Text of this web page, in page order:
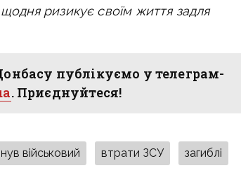
ризикує своїм життя задля
публікуємо у телеграм-
. Приєднуйтеся!
військовий втрати ЗСУ загиблі